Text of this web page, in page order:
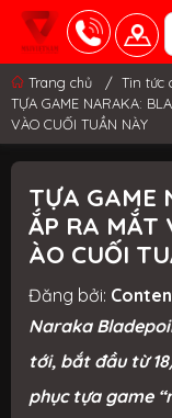
Trang chủ / Tin tức
TỰA GAME NARAKA:
VÀO CUỐI TUẦN NÀY
TỰA GAME
ẮP RA MẮT
ÀO CUỐI
Đăng bởi:
Naraka
tới, bắt đầu từ
phục tựa game